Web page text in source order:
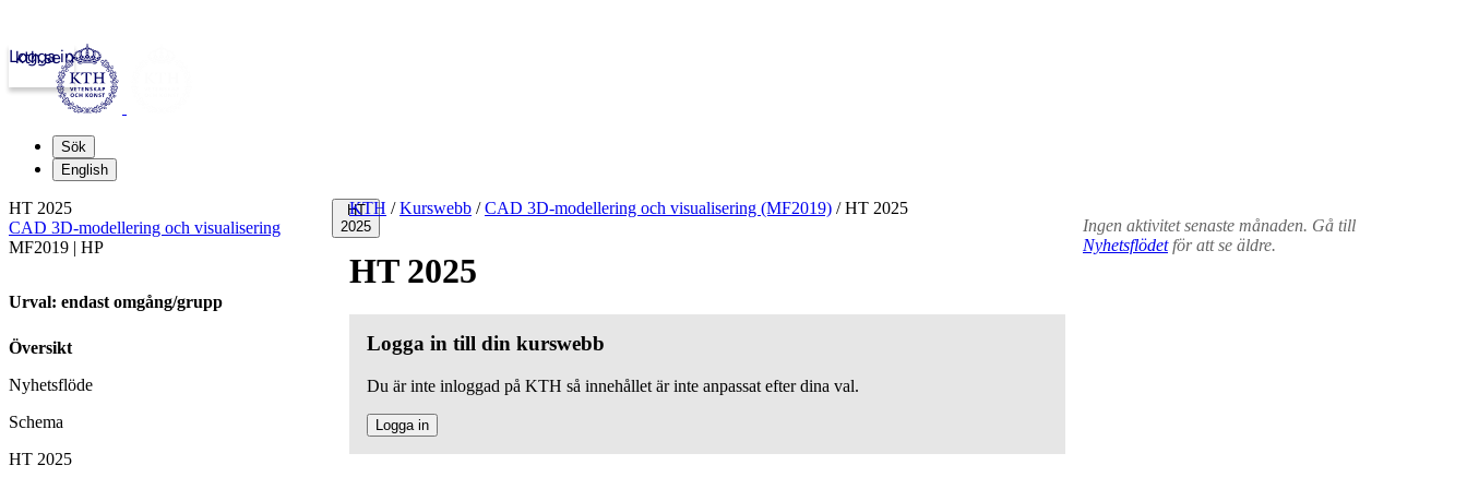
kth.se
Logga in
Sök
English
HT
2025
KTH / Kurswebb / CAD 3D-modellering och visualisering (MF2019) /HT 2025
HT 2025
Logga in till din kurswebb
Du är inte inloggad på KTH så innehållet är inte anpassat efter dina val.
Logga in
Ingen aktivitet senaste månaden. Gå till
Nyhetsflödetför att se äldre.
HT 2025
CAD 3D-modellering och visualisering
MF2019 | HP
Urval: endast omgång/grupp
Översikt
Nyhetsflöde
Schema
HT 2025